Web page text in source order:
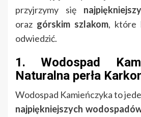
przyjrzymy się
oraz górskim szlakom, które
odwiedzić.
1. Wodospad
Naturalna perła
Wodospad Kamieńczyka to
najpiękniejszych